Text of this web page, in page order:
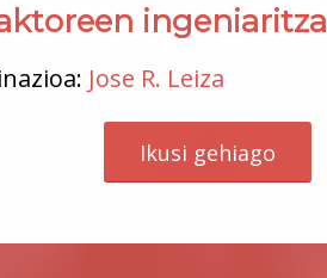
ingeniaritza
Jose R. Leiza
Ikusi gehiago